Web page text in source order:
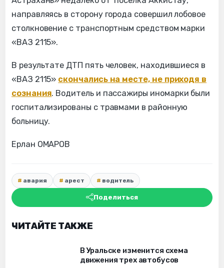
направляясь в сторону города совершил лобовое
столкновение с транспортным средством марки
«ВАЗ 2115».
В результате ДТП пять человек, находившиеся в
«ВАЗ 2115» скончались на месте, не приходя в
сознания. Водитель и пассажиры иномарки были
госпитализированы с травмами в районную
больницу.
Ерлан ОМАРОВ
авария арест водитель
Поделиться
ЧИТАЙТЕ ТАКЖЕ
В Уральске изменится схема
движения трех автобусов